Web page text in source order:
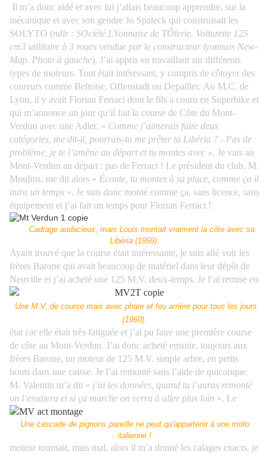
Il m’a donc aidé et avec lui j’allais beaucoup apprendre, sur la
mécanique et avec son gendre Jo Spaleck qui construisait les
SOLYTO (ndlr : SOciété LYonnaise de TÔlerie. Voiturette 125
cm3 utilitaire à 3 roues vendue par le constructeur lyonnais New-
Map. Photo à gauche). J’ai appris en travaillant sur différents
types de moteurs. Tout était intéressant, y compris de côtoyer des
coureurs comme Beltoise, Offenstadt ou Depailler. Au M.C. de
Lyon, il y avait Florian Ferraci dont le fils a couru en Superbike et
qui m’annonce un jour qu’il fait la course de Côte du Mont-
Verdun avec une Adler. « Comme j’aimerais faire deux
catégories, me dit-il, pourrais-tu me prêter ta Libéria ? - Pas de
problème, je te l’amène au départ et tu montes avec ». Je vais au
Mont-Verdun au départ : pas de Ferraci ! Le président du club, M.
Moulins, me dit alors « Écoute, tu montes à sa place, comme ça il
aura un temps ». Je suis donc monté comme ça, sans licence, sans
équipement et j’ai fait un temps pour Florian Ferraci !
Cadrage audacieux, mais Louis montait vraiment la côte avec sa
Libéria (1959)
Ayant trouvé que la course était intéressante, je suis allé voir les
frères Barone qui avait beaucoup de matériel dans leur dépôt de
Neuville et j’ai acheté une 125 M.V. deux-temps. Je l’ai remise en
Une M.V. de course mais avec phare et feu arrière pour tous les jours
(1960).
état car elle était très fatiguée et j’ai pu faire une première course
de côte au Mont-Verdun. J’ai donc acheté ensuite, toujours aux
frères Barone, un moteur de 125 M.V. simple arbre, en petits
bouts dans une caisse. Je l’ai remonté sans l’aide de quiconque.
M. Valentin m’a dit « j’ai les données, quand tu l’auras remonté
on l’essaiera et si ça marche on verra à aller plus loin ». Le
Une cascade de pignons pareille ne peut qu'appartenir à une moto
italienne !
moteur tournait, mais mal, alors il m’a donné les calages exacts, je